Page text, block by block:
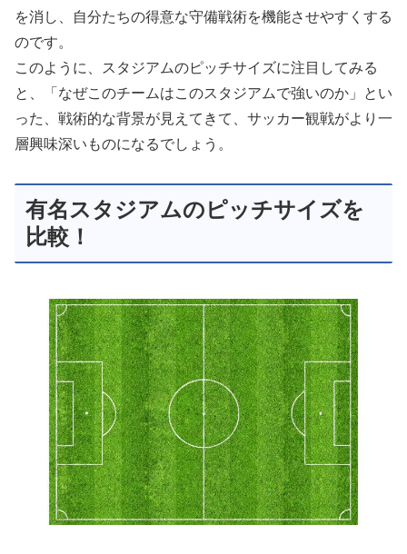
を消し、自分たちの得意な守備戦術を機能させやすくする
のです。
このように、スタジアムのピッチサイズに注目してみる
と、「なぜこのチームはこのスタジアムで強いのか」とい
った、戦術的な背景が見えてきて、サッカー観戦がより一
層興味深いものになるでしょう。
有名スタジアムのピッチサイズを
比較！